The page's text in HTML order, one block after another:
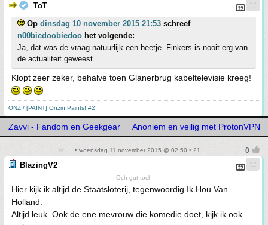
ToT
Op dinsdag 10 november 2015 21:53 schreef
n00biedoobiedoo het volgende:
Ja, dat was de vraag natuurlijk een beetje. Finkers is nooit erg van
de actualiteit geweest.
Klopt zeer zeker, behalve toen Glanerbrug kabeltelevisie kreeg!
ONZ / [PAINT] Onzin Paints! #2
Zavvi - Fandom en Geekgear Anoniem en veilig met ProtonVPN
• woensdag 11 november 2015 @ 02:50 • 21
BlazingV2
Och gut toch
Hier kijk ik altijd de Staatsloterij, tegenwoordig Ik Hou Van
Holland.
Altijd leuk. Ook de ene mevrouw die komedie doet, kijk ik ook